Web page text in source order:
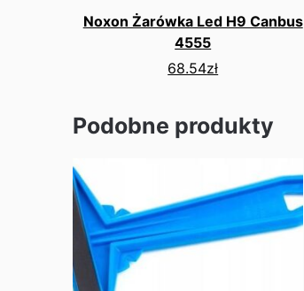
Noxon Żarówka Led H9 Canbus
4555
68.54zł
Podobne produkty